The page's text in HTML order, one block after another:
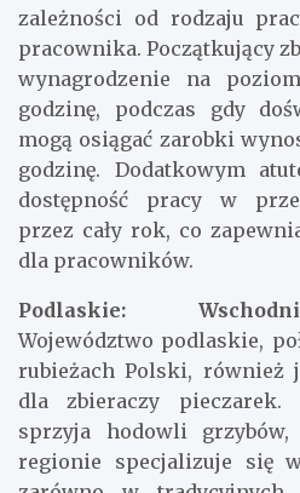
zarobki za zbieranie
zależności od rodzaju
pracownika. Początkujący
wynagrodzenie na
godzinę, podczas gdy
mogą osiągać zarobki
godzinę. Dodatkowym
dostępność pracy w
przez cały rok, co
dla pracowników.
Podlaskie:
Województwo podlaskie,
rubieżach Polski, również
dla zbieraczy
sprzyja hodowli